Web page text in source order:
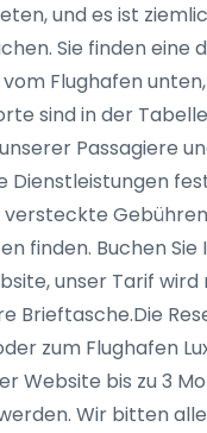
und es ist
Sie finden eine
vom Flughafen
sind in der
Passagiere
Dienstleistungen
finden. Buchen
unser Tarif wird
Brieftasche.Die
zum Flughafen
Website bis zu 3
Wir bitten